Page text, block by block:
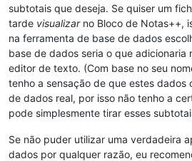
subtotais que deseja. Se quiser um
tarde visualizarno Bloco de Notas++,
na ferramenta de base de dados
base de dados seria o que adicionaria
editor de texto. (Com base no seu
tenho a sensação de que estes dados
de dados real, por isso não tenho a
pode simplesmente tirar esses
Se não puder utilizar uma verdadeira
dados por qualquer razão, eu